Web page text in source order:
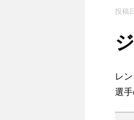
投稿
レ
選